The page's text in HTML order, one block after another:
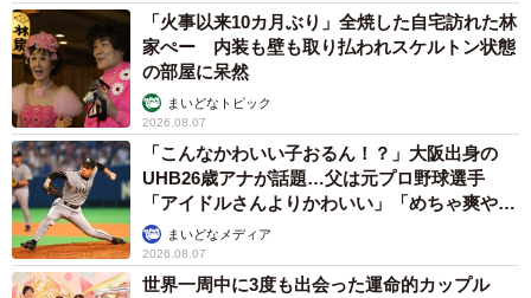
4/4
「火事以来10カ月ぶり」全焼した自宅訪れた林
家ぺー 内装も壁も取り払われスケルトン状態
の部屋に呆然
まいどなトピック
2026.08.07
「こんなかわいい子おるん！？」大阪出身の
UHB26歳アナが話題…父は元プロ野球選手
「アイドルさんよりかわいい」「めちゃ爽や
か」まいどなメディア
2026.08.07
世界一周中に3度も出会った運命的カップル